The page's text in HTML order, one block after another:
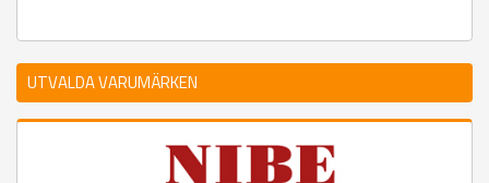
UTVALDA VARUMÄRKEN